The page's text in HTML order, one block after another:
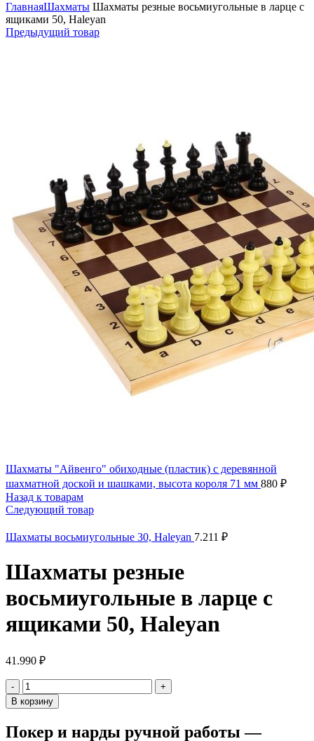
ГлавнаяШахматы Шахматы резные восьмиугольные в ларце с
ящиками 50, Haleyan
Предыдущий товар
Шахматы "Айвенго" обиходные (пластик) с деревянной
шахматной доской и шашками, высота короля 71 мм 880 ₽
Назад к товарам
Следующий товар
Шахматы восьмиугольные 30, Haleyan 7.211 ₽
Шахматы резные
восьмиугольные в ларце с
ящиками 50, Haleyan
41.990 ₽
Количество
товара
Шахматы
восьмиугольные
В корзину
Покер и нарды ручной работы —